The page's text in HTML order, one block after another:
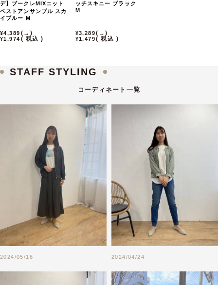
デ】ブークレMIXニット
ベストアンサンブル スカ
イブルー M
4,389 →
1,974 税込
ッチスキニー ブラック
M
3,289 →
1,479 税込
STAFF STYLING
コーディネート一覧
2024/05/16 2024/04/24